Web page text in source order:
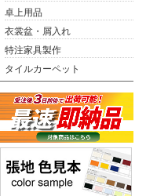
卓上用品
衣裳盆・屑入れ
特注家具製作
タイルカーペット